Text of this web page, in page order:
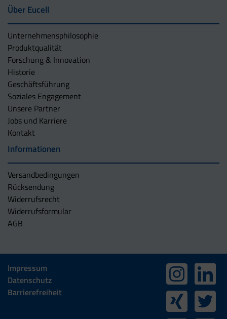
Über Eucell
Unternehmens­philosophie
Produktqualität
Forschung & Innovation
Historie
Geschäftsführung
Soziales Engagement
Unsere Partner
Jobs und Karriere
Kontakt
Informationen
Versandbedingungen
Rücksendung
Widerrufsrecht
Widerrufsformular
AGB
Impressum
Datenschutz
Barrierefreiheit